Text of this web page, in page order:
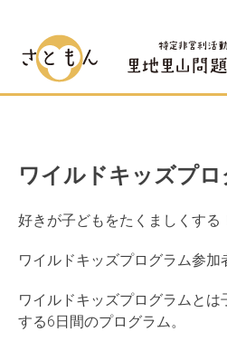
ワイルドキッズプ
好きが子どもをたくましくする
ワイルドキッズプログラム参加
ワイルドキッズプログラムと
する6日間のプログラム。